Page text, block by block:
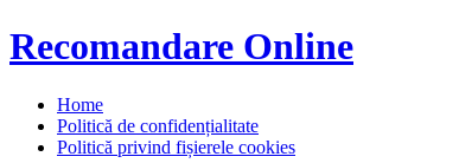
Recomandare Online
Home
Politică de confidențialitate
Politică privind fișierele cookies